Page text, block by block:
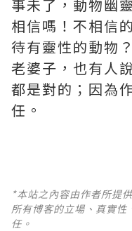
事未了，動物幽
相信嗎！不相信
待有靈性的動物
老婆子，也有人
都是對的；因為
任。
*本站之內容由作者所提
所有博客的立場、真實
任。